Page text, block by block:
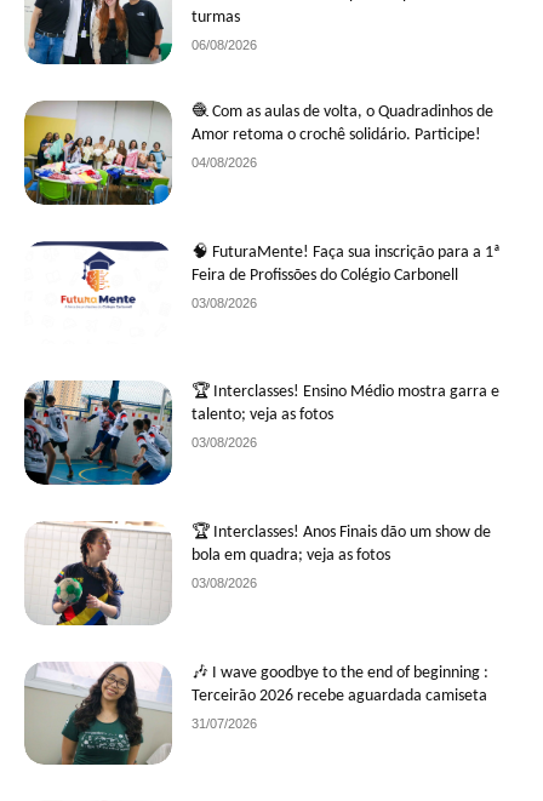
turmas
06/08/2026
🧶 Com as aulas de volta, o Quadradinhos de
Amor retoma o crochê solidário. Participe!
04/08/2026
🧠 FuturaMente! Faça sua inscrição para a 1ª
Feira de Profissões do Colégio Carbonell
03/08/2026
🏆 Interclasses! Ensino Médio mostra garra e
talento; veja as fotos
03/08/2026
🏆 Interclasses! Anos Finais dão um show de
bola em quadra; veja as fotos
03/08/2026
🎶 I wave goodbye to the end of beginning :
Terceirão 2026 recebe aguardada camiseta
31/07/2026